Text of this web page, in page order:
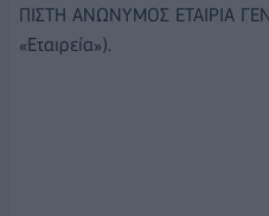
ΠΙΣΤΗ ΑΝΩΝΥΜΟΣ ΕΤΑΙΡΙΑ
«Εταιρεία»).